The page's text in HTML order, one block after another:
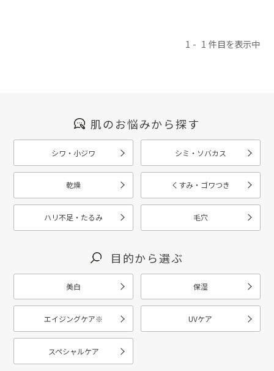
1 1
肌のお悩みから探す
シワ・小ジワ シミ・ソバカス
乾燥 くすみ・ゴワつき
ハリ不足・たるみ 毛穴
目的から選ぶ
美白 保湿
エイジングケア※ UVケア
スペシャルケア